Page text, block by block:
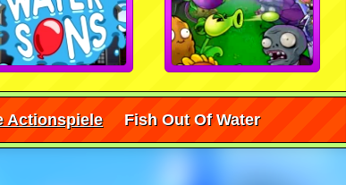
Actionspiele Fish Out Of Water